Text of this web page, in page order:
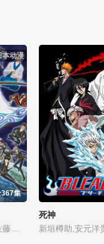
本动漫
367集
死神